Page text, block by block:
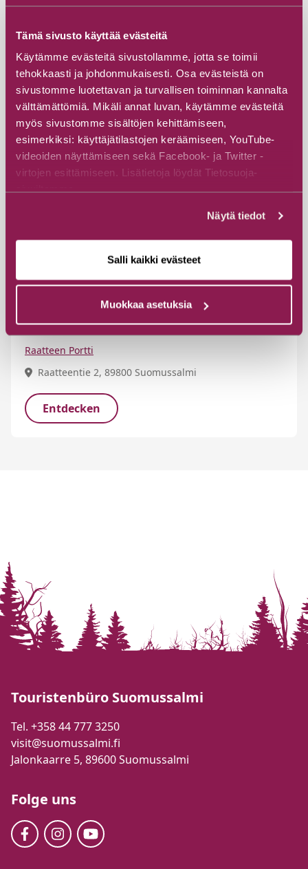
Tämä sivusto käyttää evästeitä
Käytämme evästeitä sivustollamme, jotta se toimii
tehokkaasti ja johdonmukaisesti. Osa evästeistä on
sivustomme luotettavan ja turvallisen toiminnan kannalta
välttämättömiä. Mikäli annat luvan, käytämme evästeitä
myös sivustomme sisältöjen kehittämiseen,
esimerkiksi: käyttäjätilastojen keräämiseen, YouTube-
videoiden näyttämiseen sekä Facebook- ja Twitter -
virtojen esittämiseen. Lisätietoja löydät Tietosuoja-
sivuiltamme.
Näytä tiedot
Salli kaikki evästeet
Muokkaa asetuksia
Andere Ziele
#Museums & galleries
Winterkriegsmuseum Raatteen
Portti
Raatteen Portti
Raatteentie 2, 89800 Suomussalmi
Entdecken
Touristenbüro Suomussalmi
Tel. +358 44 777 3250
visit@suomussalmi.fi
Jalonkaarre 5, 89600 Suomussalmi
Folge uns